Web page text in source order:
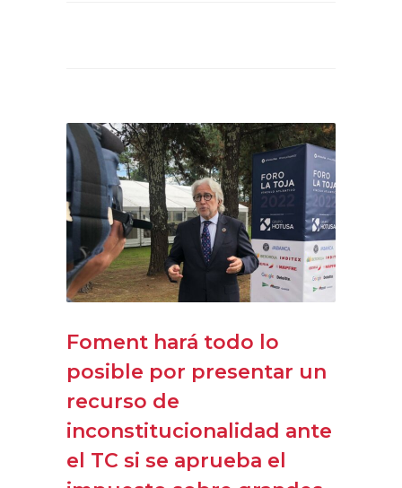
Foment hará todo lo
posible por presentar un
recurso de
inconstitucionalidad ante
el TC si se aprueba el